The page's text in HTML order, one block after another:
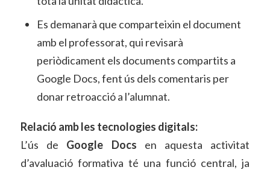
Es demanarà que comparteixin el document
amb el professorat, qui revisarà
periòdicament els documents compartits a
Google Docs, fent ús dels comentaris per
donar retroacció a l’alumnat.
Relació amb les tecnologies digitals:
L’ús de Google Docs en aquesta activitat
d’avaluació formativa té una funció central, ja